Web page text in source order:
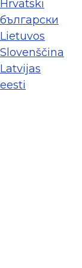
Hrvatski
български
Lietuvos
Slovenščina
Latvijas
eesti